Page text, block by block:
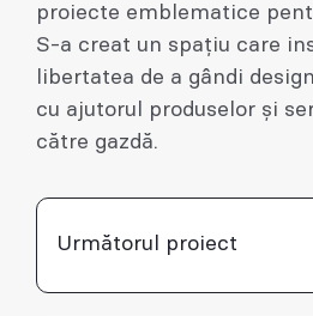
proiecte emblematice
S-a creat un spațiu care
libertatea de a gândi
cu ajutorul produselor și
către gazdă.
Următorul proiect